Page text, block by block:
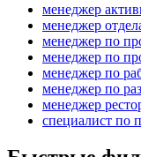
менеджер
менеджер
менеджер по
менеджер по
менеджер по
менеджер по
менеджер
специалист по